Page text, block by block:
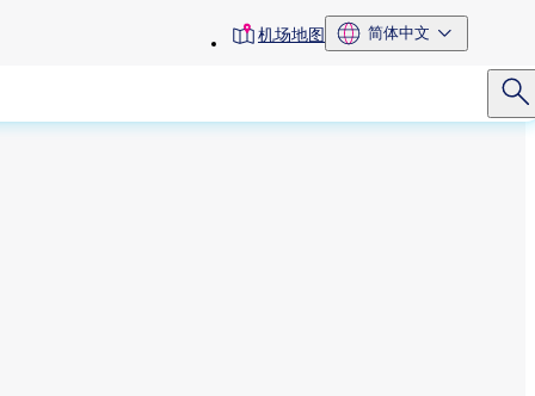
toolbar机场地图 简体中文